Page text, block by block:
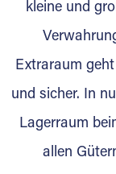
Ihre
Digitale
Nachricht.
kleine und
Extraraum
und sicher. In
Lagerraum
allen